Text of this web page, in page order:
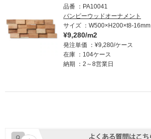
品番
PA10041
バンピーウッドオーナメント
サイズ
W500×H200×t8-16mm
¥9,280/m2
発注単価
¥9,280/ケース
在庫
104ケース
納期
2～8営業日